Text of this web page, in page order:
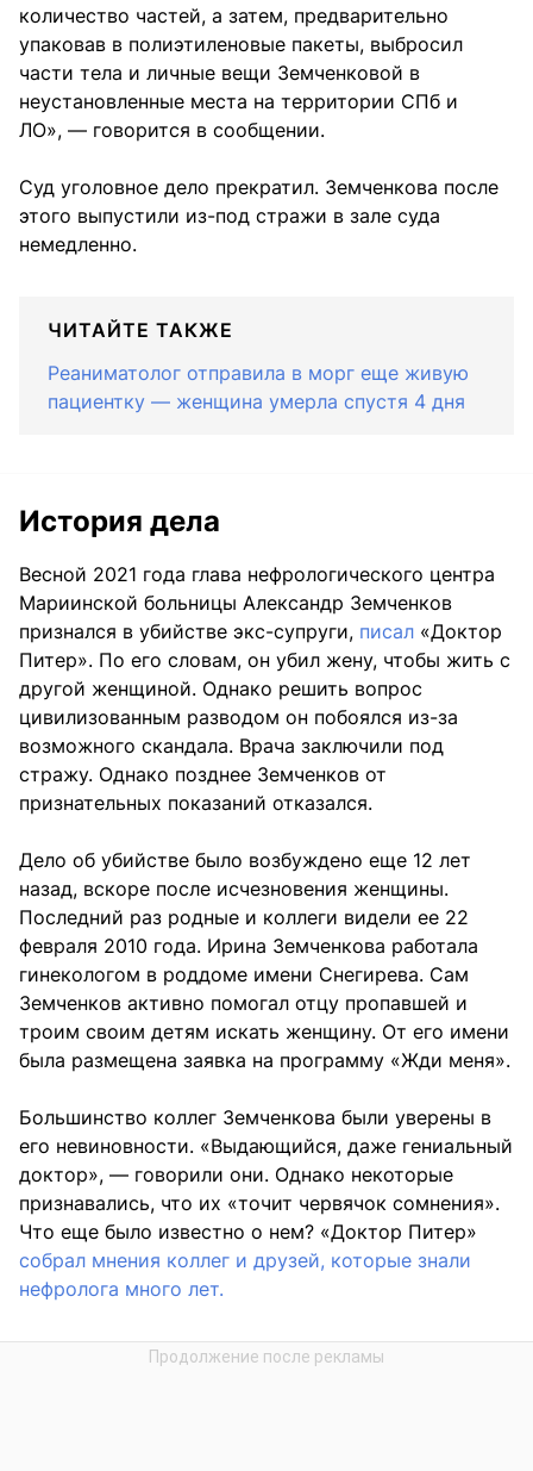
количество частей, а затем, предварительно
упаковав в полиэтиленовые пакеты, выбросил
части тела и личные вещи Земченковой в
неустановленные места на территории СПб и
ЛО», — говорится в сообщении.
Суд уголовное дело прекратил. Земченкова после
этого выпустили из-под стражи в зале суда
немедленно.
ЧИТАЙТЕ ТАКЖЕ
Реаниматолог отправила в морг еще живую
пациентку — женщина умерла спустя 4 дня
История дела
Весной 2021 года глава нефрологического центра
Мариинской больницы Александр Земченков
признался в убийстве экс-супруги, писал «Доктор
Питер». По его словам, он убил жену, чтобы жить с
другой женщиной. Однако решить вопрос
цивилизованным разводом он побоялся из-за
возможного скандала. Врача заключили под
стражу. Однако позднее Земченков от
признательных показаний отказался.
Дело об убийстве было возбуждено еще 12 лет
назад, вскоре после исчезновения женщины.
Последний раз родные и коллеги видели ее 22
февраля 2010 года. Ирина Земченкова работала
гинекологом в роддоме имени Снегирева. Сам
Земченков активно помогал отцу пропавшей и
троим своим детям искать женщину. От его имени
была размещена заявка на программу «Жди меня».
Большинство коллег Земченкова были уверены в
его невиновности. «Выдающийся, даже гениальный
доктор», — говорили они. Однако некоторые
признавались, что их «точит червячок сомнения».
Что еще было известно о нем? «Доктор Питер»
собрал мнения коллег и друзей, которые знали
нефролога много лет.